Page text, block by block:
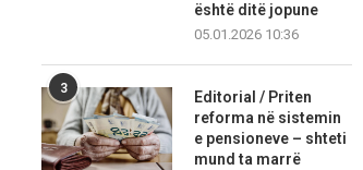
është ditë jopune
05.01.2026 10:36
3
Editorial / Priten
reforma në sistemin
e pensioneve – shteti
mund ta marrë